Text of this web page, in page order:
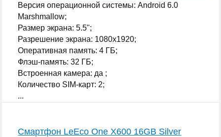
Версия операционной системы: Android 6.0
Marshmallow;
Размер экрана: 5.5";
Разрешение экрана: 1080x1920;
Оперативная память: 4 ГБ;
Флэш-память: 32 ГБ;
Встроенная камера: да ;
Количество SIM-карт: 2;
...
Смартфон LeEco One X600 16GB Silver